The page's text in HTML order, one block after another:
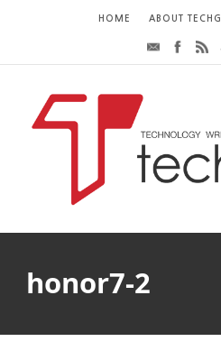
HOME ABOUT TECHG
honor7-2